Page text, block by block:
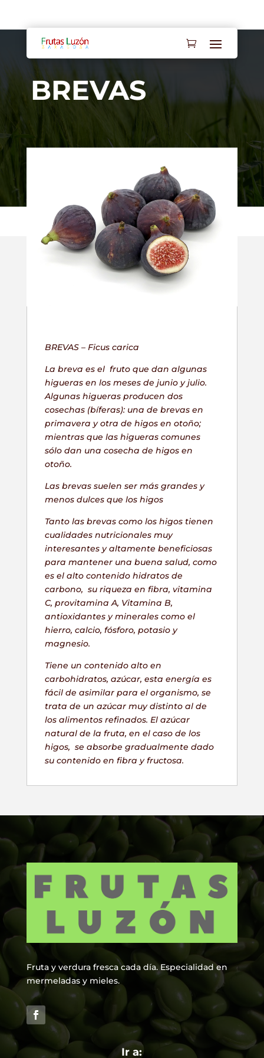
BREVAS
BREVAS – Ficus carica
La breva es el fruto que dan algunas
higueras en los meses de junio y julio.
Algunas higueras producen dos
cosechas (bíferas): una de brevas en
primavera y otra de higos en otoño;
mientras que las higueras comunes
sólo dan una cosecha de higos en
otoño.
Las brevas suelen ser más grandes y
menos dulces que los higos
Tanto las brevas como los higos tienen
cualidades nutricionales muy
interesantes y altamente beneficiosas
para mantener una buena salud, como
es el alto contenido hidratos de
carbono, su riqueza en fibra, vitamina
C, provitamina A, Vitamina B,
antioxidantes y minerales como el
hierro, calcio, fósforo, potasio y
magnesio.
Tiene un contenido alto en
carbohidratos, azúcar, esta energía es
fácil de asimilar para el organismo, se
trata de un azúcar muy distinto al de
los alimentos refinados. El azúcar
natural de la fruta, en el caso de los
higos, se absorbe gradualmente dado
su contenido en fibra y fructosa.
Fruta y verdura fresca cada día. Especialidad en
mermeladas y mieles.
Ir a: